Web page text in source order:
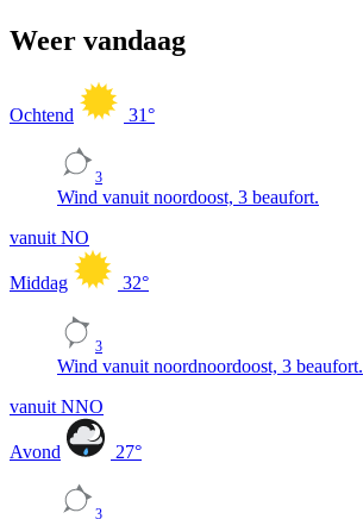
Weer vandaag
Ochtend 31°
3
Wind vanuit noordoost, 3 beaufort.
vanuit NO
Middag 32°
3
Wind vanuit noordnoordoost, 3 beaufort.
vanuit NNO
Avond 27°
3